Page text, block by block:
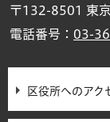
〒132-8501 東
電話番号： 03-
区役所へのアク